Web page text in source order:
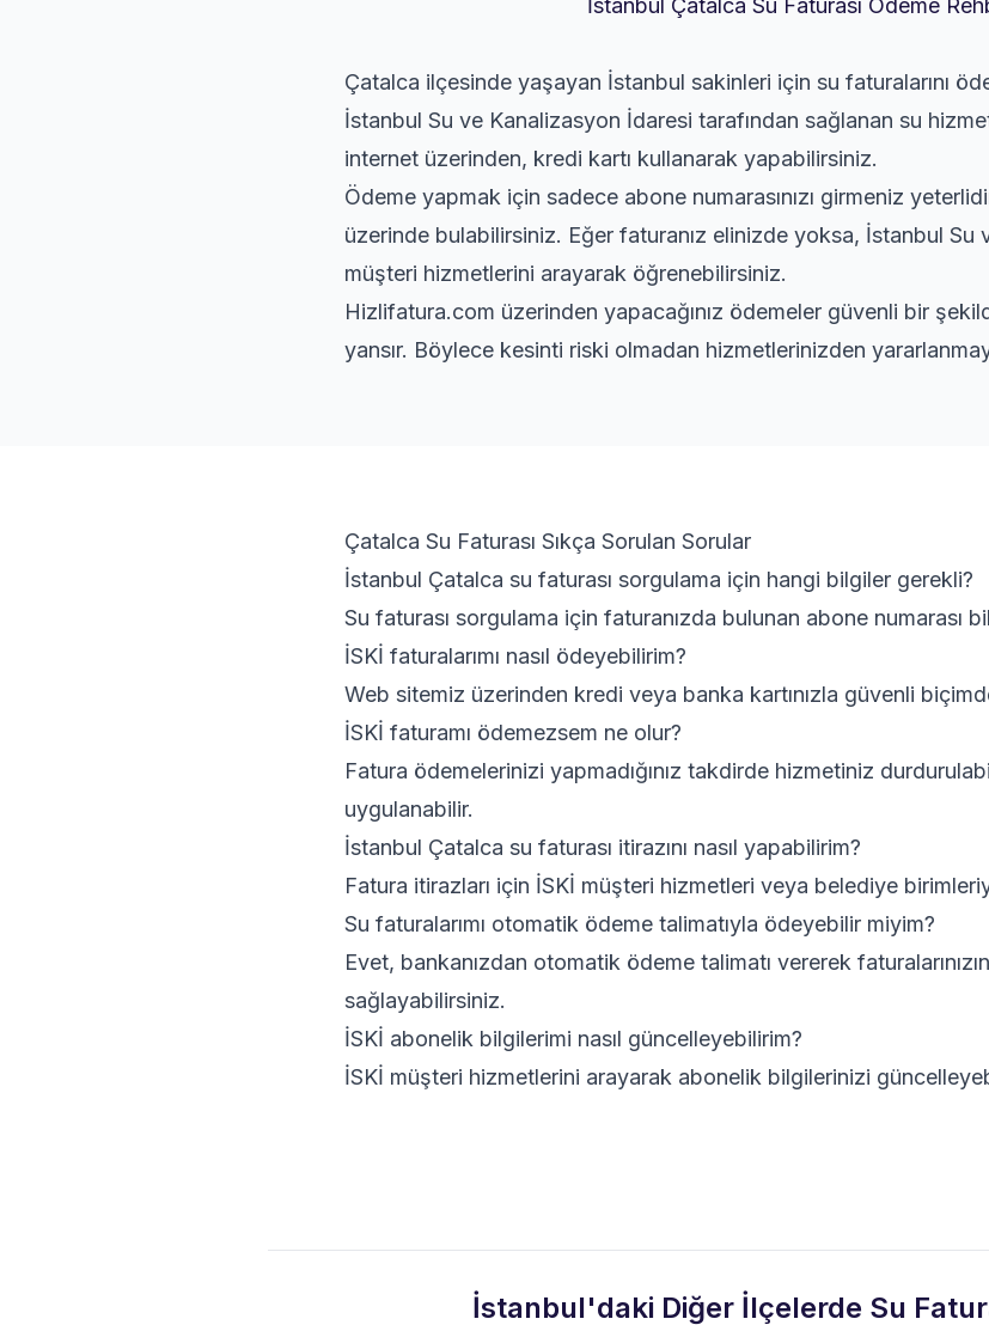
İstanbul Çatalca Su Faturası Ödeme
Çatalca ilçesinde yaşayan İstanbul sakinleri için su faturalarını
İstanbul Su ve Kanalizasyon İdaresi tarafından sağlanan su
internet üzerinden, kredi kartı kullanarak yapabilirsiniz.
Ödeme yapmak için sadece abone numarasınızı girmeniz
üzerinde bulabilirsiniz. Eğer faturanız elinizde yoksa, İstanbul Su
müşteri hizmetlerini arayarak öğrenebilirsiniz.
Hizlifatura.com üzerinden yapacağınız ödemeler güvenli bir
yansır. Böylece kesinti riski olmadan hizmetlerinizden
Çatalca Su Faturası Sıkça Sorulan Sorular
İstanbul Çatalca su faturası sorgulama için hangi bilgiler gerekli?
Su faturası sorgulama için faturanızda bulunan abone numarası
İSKİ faturalarımı nasıl ödeyebilirim?
Web sitemiz üzerinden kredi veya banka kartınızla güvenli
İSKİ faturamı ödemezsem ne olur?
Fatura ödemelerinizi yapmadığınız takdirde hizmetiniz
uygulanabilir.
İstanbul Çatalca su faturası itirazını nasıl yapabilirim?
Fatura itirazları için İSKİ müşteri hizmetleri veya belediye
Su faturalarımı otomatik ödeme talimatıyla ödeyebilir miyim?
Evet, bankanızdan otomatik ödeme talimatı vererek
sağlayabilirsiniz.
İSKİ abonelik bilgilerimi nasıl güncelleyebilirim?
İSKİ müşteri hizmetlerini arayarak abonelik bilgilerinizi
İstanbul'daki Diğer İlçelerde Su